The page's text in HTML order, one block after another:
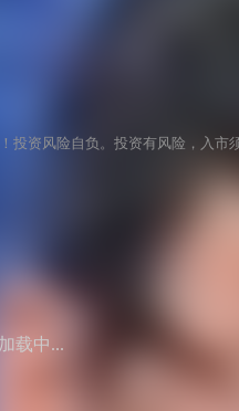
投资风险自负。投资有风险，入市
载中...